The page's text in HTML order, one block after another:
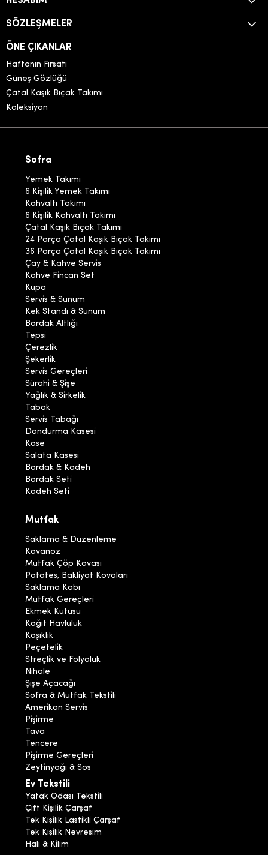
SÖZLEŞMELER
ÖNE ÇIKANLAR
Haftanın Fırsatı
Güneş Gözlüğü
Çatal Kaşık Bıçak Takımı
Koleksiyon
Sofra
Yemek Takımı
6 Kişilik Yemek Takımı
Kahvaltı Takımı
6 Kişilik Kahvaltı Takımı
Çatal Kaşık Bıçak Takımı
24 Parça Çatal Kaşık Bıçak Takımı
36 Parça Çatal Kaşık Bıçak Takımı
Çay & Kahve Servis
Kahve Fincan Set
Kupa
Servis & Sunum
Kek Standı & Sunum
Bardak Altlığı
Tepsi
Çerezlik
Şekerlik
Servis Gereçleri
Sürahi & Şişe
Yağlık & Sirkelik
Tabak
Servis Tabağı
Dondurma Kasesi
Kase
Salata Kasesi
Bardak & Kadeh
Bardak Seti
Kadeh Seti
Mutfak
Saklama & Düzenleme
Kavanoz
Mutfak Çöp Kovası
Patates, Bakliyat Kovaları
Saklama Kabı
Mutfak Gereçleri
Ekmek Kutusu
Kağıt Havluluk
Kaşıklık
Peçetelik
Streçlik ve Folyoluk
Nihale
Şişe Açacağı
Sofra & Mutfak Tekstili
Amerikan Servis
Pişirme
Tava
Tencere
Pişirme Gereçleri
Zeytinyağı & Sos
Ev Tekstili
Yatak Odası Tekstili
Çift Kişilik Çarşaf
Tek Kişilik Lastikli Çarşaf
Tek Kişilik Nevresim
Halı & Kilim